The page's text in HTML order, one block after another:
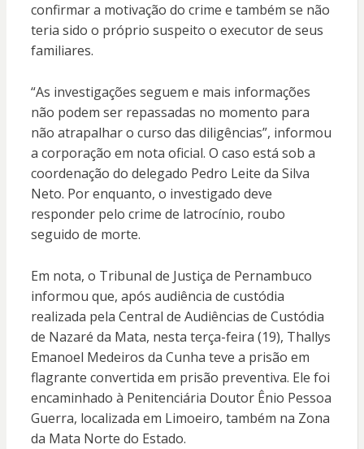
confirmar a motivação do crime e também se não
teria sido o próprio suspeito o executor de seus
familiares.
“As investigações seguem e mais informações
não podem ser repassadas no momento para
não atrapalhar o curso das diligências”, informou
a corporação em nota oficial. O caso está sob a
coordenação do delegado Pedro Leite da Silva
Neto. Por enquanto, o investigado deve
responder pelo crime de latrocínio, roubo
seguido de morte.
Em nota, o Tribunal de Justiça de Pernambuco
informou que, após audiência de custódia
realizada pela Central de Audiências de Custódia
de Nazaré da Mata, nesta terça-feira (19), Thallys
Emanoel Medeiros da Cunha teve a prisão em
flagrante convertida em prisão preventiva. Ele foi
encaminhado à Penitenciária Doutor Ênio Pessoa
Guerra, localizada em Limoeiro, também na Zona
da Mata Norte do Estado.